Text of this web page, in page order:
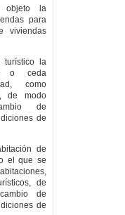
objeto la
para
viviendas
turístico la
o ceda
como
de modo
de
de
de
el que se
de
de
de